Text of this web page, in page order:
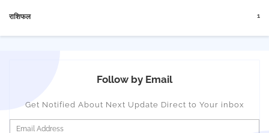
राशिफल 1
Follow by Email
Get Notified About Next Update Direct to Your inbox